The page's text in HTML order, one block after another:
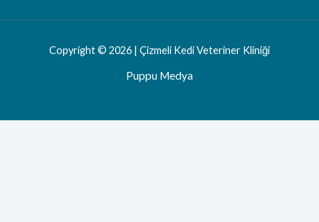
Copyright © 2026 | Çizmeli Kedi Veteriner Kliniği
Puppu Medya